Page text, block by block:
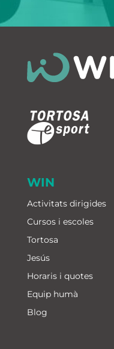
WIN
Activitats dirigides
Cursos i escoles
Tortosa
Jesús
Horaris i quotes
Equip humà
Blog